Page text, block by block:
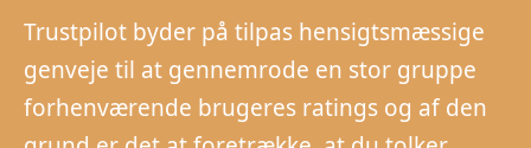
Trustpilot byder på tilpas hensigtsmæssige
genveje til at gennemrode en stor gruppe
forhenværende brugeres ratings og af den